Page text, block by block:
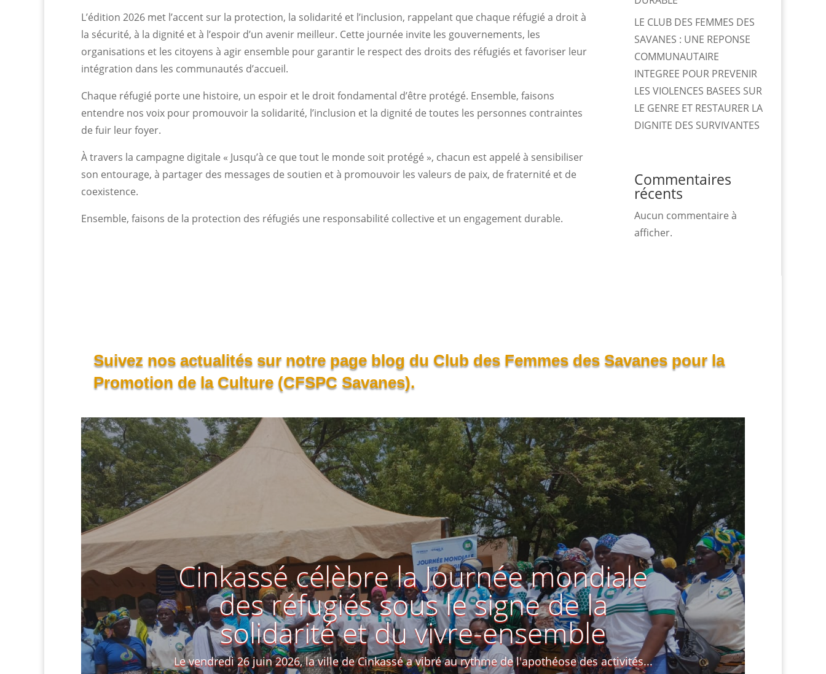
L’édition 2026 met l’accent sur la protection, la solidarité et l’inclusion, rappelant que chaque réfugié a droit à
la sécurité, à la dignité et à l’espoir d’un avenir meilleur. Cette journée invite les gouvernements, les
organisations et les citoyens à agir ensemble pour garantir le respect des droits des réfugiés et favoriser leur
intégration dans les communautés d’accueil.
Chaque réfugié porte une histoire, un espoir et le droit fondamental d’être protégé. Ensemble, faisons
entendre nos voix pour promouvoir la solidarité, l’inclusion et la dignité de toutes les personnes contraintes
de fuir leur foyer.
À travers la campagne digitale « Jusqu’à ce que tout le monde soit protégé », chacun est appelé à sensibiliser
son entourage, à partager des messages de soutien et à promouvoir les valeurs de paix, de fraternité et de
coexistence.
Ensemble, faisons de la protection des réfugiés une responsabilité collective et un engagement durable.
LE CLUB DES FEMMES DES
SAVANES : UNE REPONSE
COMMUNAUTAIRE
INTEGREE POUR PREVENIR
LES VIOLENCES BASEES SUR
LE GENRE ET RESTAURER LA
DIGNITE DES SURVIVANTES
Commentaires
récents
Aucun commentaire à
afficher.
Suivez nos actualités sur notre page blog du Club des Femmes des Savanes pour la
Promotion de la Culture (CFSPC Savanes).
Cinkassé célèbre la Journée mondiale
des réfugiés sous le signe de la
solidarité et du vivre-ensemble
Le vendredi 26 juin 2026, la ville de Cinkassé a vibré au rythme de l'apothéose des activités...